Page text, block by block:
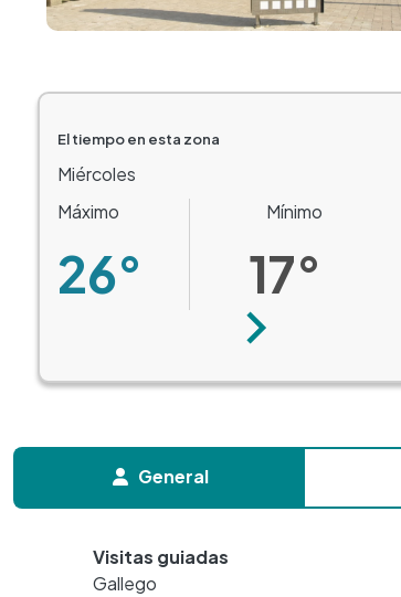
El tiempo en esta zona
Miércoles
Máximo
26°
Mínimo
17°
Siguiente
General
Visitas guiadas
Gallego